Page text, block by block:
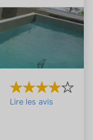
Lire les avis